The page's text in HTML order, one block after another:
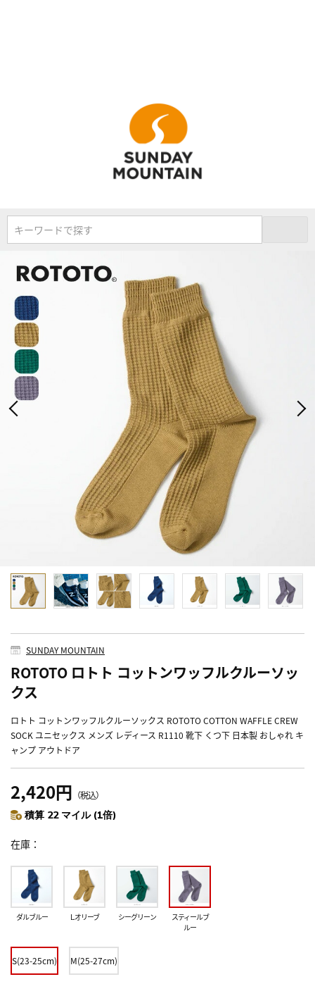
キーワードで探す
SUNDAY MOUNTAIN
ROTOTO ロトト コットンワッフルクルーソッ
クス
ロトト コットンワッフルクルーソックス ROTOTO COTTON WAFFLE CREW
SOCK ユニセックス メンズ レディース R1110 靴下 くつ下 日本製 おしゃれ キ
ャンプ アウトドア
2,420円 （税込）
積算 22 マイル (1倍)
在庫
ダルブルー L.オリーブ シーグリーン
スティールブ
ルー
S(23-25cm) M(25-27cm)